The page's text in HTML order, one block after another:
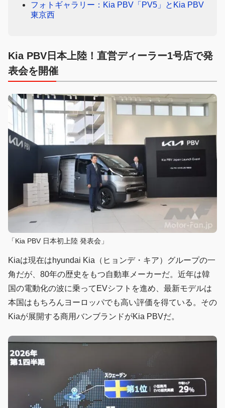
フォトギャラリー：Kia PBV「PV5」とKia PBV
東京西
Kia PBV日本上陸！直営ディーラー1号店で発
表会を開催
「Kia PBV 日本初上陸 発表会」
Kiaは現在はhyundai Kia（ヒョンデ・キア）グループの一
角だが、80年の歴史をもつ自動車メーカーだ。近年は韓
国の電動化の波に乗ってEVシフトを進め、最新モデルは
本国はもちろんヨーロッパでも高い評価を得ている。その
Kiaが展開する商用バンブランドがKia PBVだ。